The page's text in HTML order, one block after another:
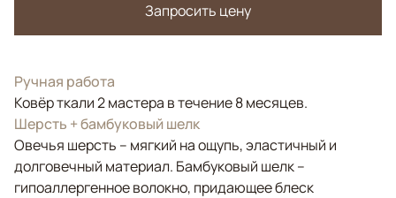
Запросить цену
Ручная работа
Ковёр ткали 2 мастера в течение 8 месяцев.
Шерсть + бамбуковый шелк
Овечья шерсть – мягкий на ощупь, эластичный и
долговечный материал. Бамбуковый шелк –
гипоаллергенное волокно, придающее блеск